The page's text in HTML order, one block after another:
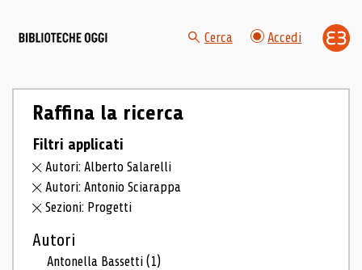
Cerca Accedi
Raffina la ricerca
Filtri applicati
Autori: Alberto Salarelli
Autori: Antonio Sciarappa
Sezioni: Progetti
Autori
Antonella Bassetti(1)